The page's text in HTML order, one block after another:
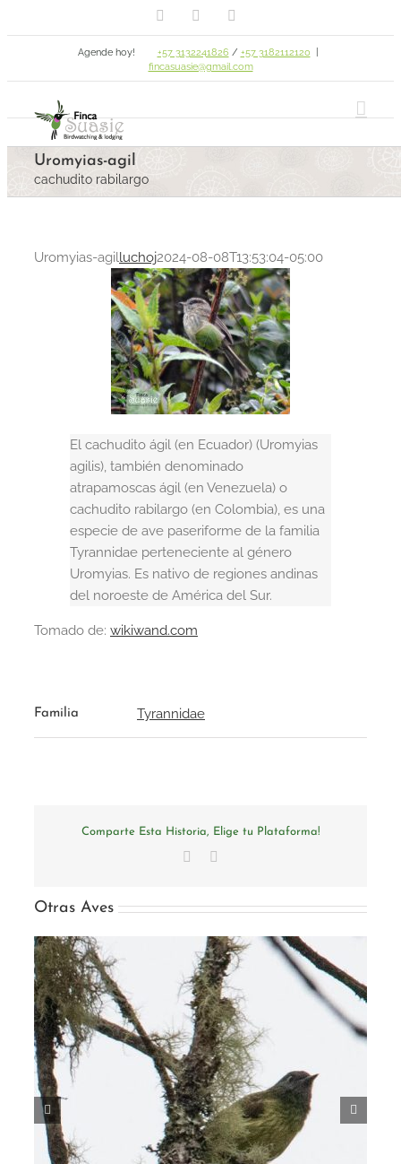
to
FacebookEmail
Agende hoy! +57 3132241826 / +57 3182112120
fincasuasie@gmail.com
Uromyias-agil
cachudito rabilargo
Uromyias-agilluchoj2024-08-08T13:53:04-05:00
El cachudito ágil (en Ecuador) (Uromyias
agilis), también denominado
atrapamoscas ágil (en Venezuela) o
cachudito rabilargo (en Colombia), es una
especie de ave paseriforme de la familia
Tyrannidae perteneciente al género
Uromyias. Es nativo de regiones andinas
del noroeste de América del Sur.
Tomado de: wikiwand.com
Familia Tyrannidae
Comparte Esta Historia, Elige tu Plataforma!
Facebook
Otras Aves
Ochthoeca cinnamomeiventris